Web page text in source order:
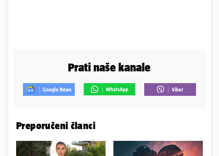
Prati naše kanale
Preporučeni članci